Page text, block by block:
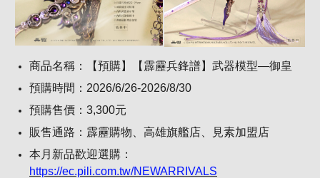
商品名稱：【預購】【霹靂兵鋒譜】武器模型—御皇
預購時間：2026/6/26-2026/8/30
預購售價：3,300元
販售通路：霹靂購物、高雄旗艦店、見素加盟店
本月新品歡迎選購：
https://ec.pili.com.tw/NEWARRIVALS